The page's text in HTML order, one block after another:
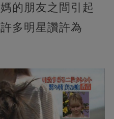
的朋友之間引起
多明星讚許為